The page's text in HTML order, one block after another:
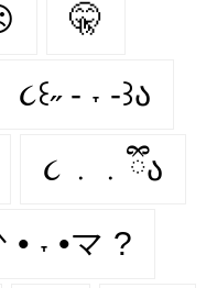
🤫
૮꒰˶ - ˕ -꒱ა
૮ ․ ․ ྀིა
• ˕ •マ ?